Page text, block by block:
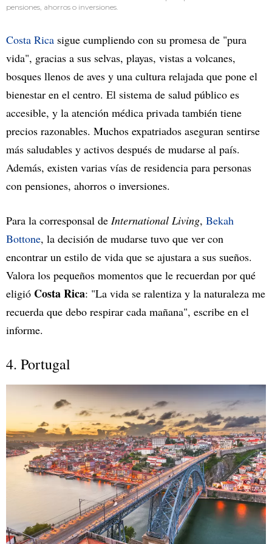
pensiones, ahorros o inversiones.
Costa Rica sigue cumpliendo con su promesa de "pura
vida", gracias a sus selvas, playas, vistas a volcanes,
bosques llenos de aves y una cultura relajada que pone el
bienestar en el centro. El sistema de salud público es
accesible, y la atención médica privada también tiene
precios razonables. Muchos expatriados aseguran sentirse
más saludables y activos después de mudarse al país.
Además, existen varias vías de residencia para personas
con pensiones, ahorros o inversiones.
Para la corresponsal de International Living, Bekah
Bottone, la decisión de mudarse tuvo que ver con
encontrar un estilo de vida que se ajustara a sus sueños.
Valora los pequeños momentos que le recuerdan por qué
eligió Costa Rica: "La vida se ralentiza y la naturaleza me
recuerda que debo respirar cada mañana", escribe en el
informe.
4. Portugal